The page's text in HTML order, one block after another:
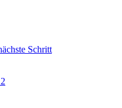
Schritt